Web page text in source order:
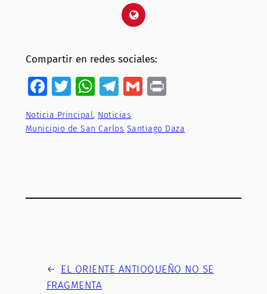
Compartir en redes sociales:
Facebook
Twitter
WhatsApp
Telegram
GmailPrint
Noticia Principal, Noticias
Municipio de San Carlos Santiago Daza
← EL ORIENTE ANTIOQUEÑO NO SE
FRAGMENTA